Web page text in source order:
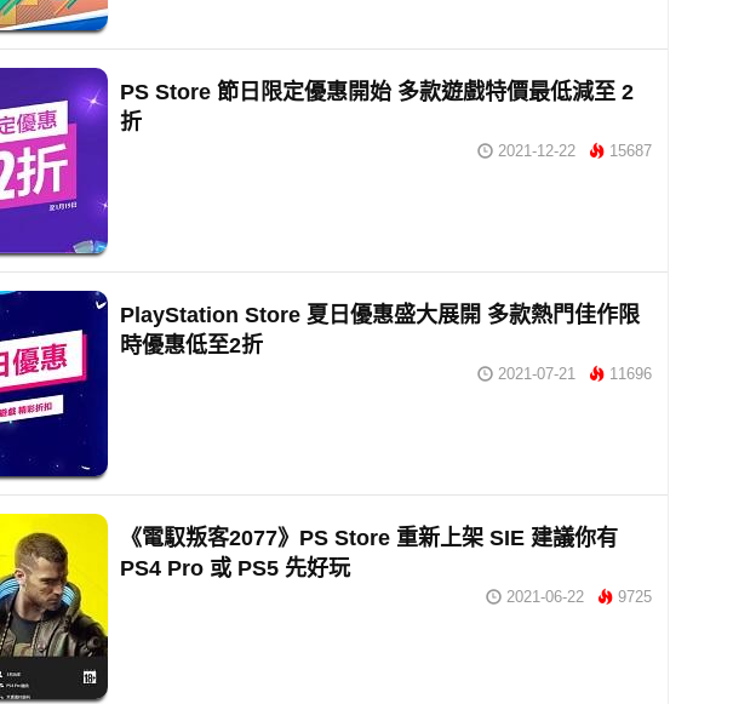
PS Store 節日限定優惠開始 多款遊戲特價最低減至 2
折
2021-12-22 15687
PlayStation Store 夏日優惠盛大展開 多款熱門佳作限
時優惠低至2折
2021-07-21 11696
《電馭叛客2077》PS Store 重新上架 SIE 建議你有
PS4 Pro 或 PS5 先好玩
2021-06-22 9725